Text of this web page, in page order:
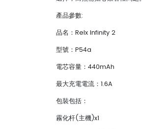
產品參數:
品名：Relx Infinity 2
型號：P54a
電芯容量：440mAh
最大充電電流：1.6A
包裝包括：
霧化杆(主機)x1